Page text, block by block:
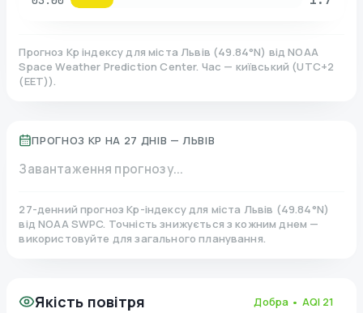
Прогноз Kp індексу для міста Львів (49.84°N) від NOAA
Space Weather Prediction Center. Час — київський (UTC+2
(EET)).
ПРОГНОЗ KP НА 27 ДНІВ — ЛЬВІВ
Завантаження прогнозу...
27-денний прогноз Kp-індексу для міста Львів (49.84°N)
від NOAA SWPC. Точність знижується з кожним днем —
використовуйте для загального планування.
Якість повітря Добра • AQI 21